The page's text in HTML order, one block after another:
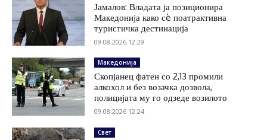
Јамалов: Владата ја позиционира
Македонија како сè поатрактивна
туристичка дестинација
09.08.2026 12:29
Македонија
Скопјанец фатен со 2,13 промили
алкохол и без возачка дозвола,
полицијата му го одзеде возилото
09.08.2026 12:24
Свет